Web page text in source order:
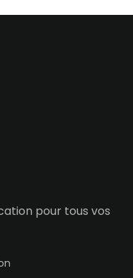
pour tous vos